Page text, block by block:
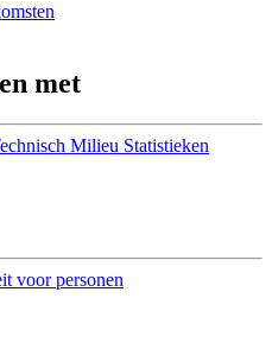
met
Milieu Statistieken
voor personen